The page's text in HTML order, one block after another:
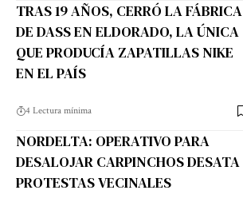
TRAS 19 AÑOS, CERRÓ LA FÁBRICA
DE DASS EN ELDORADO, LA ÚNICA
QUE PRODUCÍA ZAPATILLAS NIKE
EN EL PAÍS
4 Lectura mínima
NORDELTA: OPERATIVO PARA
DESALOJAR CARPINCHOS DESATA
PROTESTAS VECINALES